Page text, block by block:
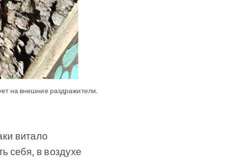
на внешние раздражители.
витало
себя, в воздухе